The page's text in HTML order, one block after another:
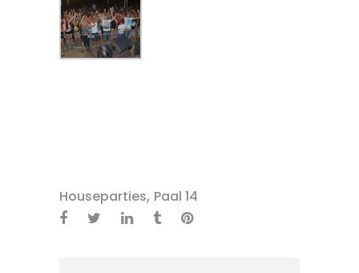
Houseparties, Paal 14